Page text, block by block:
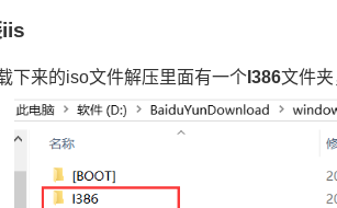
iis
下来的iso文件解压里面有一个 I386文件夹